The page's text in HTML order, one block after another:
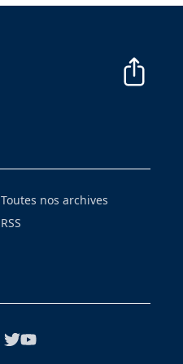
Toutes nos archives
RSS